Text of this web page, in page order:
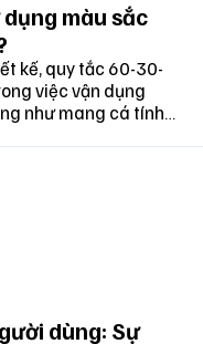
màu sắc
kế, quy tắc 60-30-
việc vận dụng
như mang cá tính
tinh giản và ấn
dùng: Sự